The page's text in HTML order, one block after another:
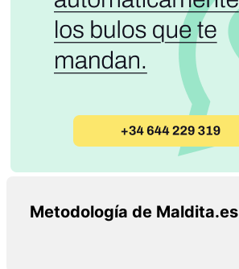
Metodología de Maldita.es